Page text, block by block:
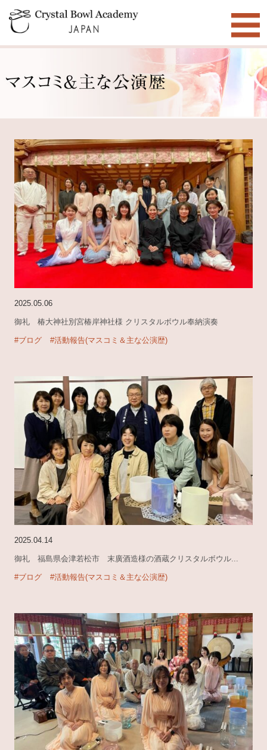
2025.05.06
御礼 椿大神社別宮椿岸神社様 クリスタルボウル奉納演奏
#ブログ #活動報告(マスコミ＆主な公演歴)
2025.04.14
御礼 福島県会津若松市 末廣酒造様の酒蔵クリスタルボウル...
#ブログ #活動報告(マスコミ＆主な公演歴)